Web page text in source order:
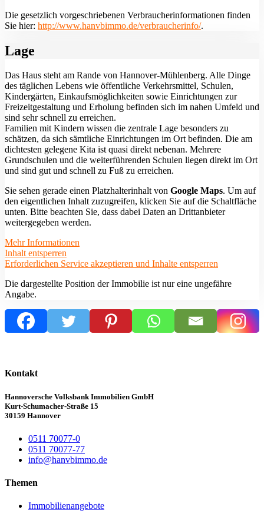
Die gesetzlich vorgeschriebenen Verbraucherinformationen finden
Sie hier: http://www.hanvbimmo.de/verbraucherinfo/.
Lage
Das Haus steht am Rande von Hannover-Mühlenberg. Alle Dinge
des täglichen Lebens wie öffentliche Verkehrsmittel, Schulen,
Kindergärten, Einkaufsmöglichkeiten sowie Einrichtungen zur
Freizeitgestaltung und Erholung befinden sich im nahen Umfeld und
sind sehr schnell zu erreichen.
Familien mit Kindern wissen die zentrale Lage besonders zu
schätzen, da sich sämtliche Einrichtungen im Ort befinden. Die am
dichtesten gelegene Kita ist quasi direkt nebenan. Mehrere
Grundschulen und die weiterführenden Schulen liegen direkt im Ort
und sind gut und schnell zu Fuß zu erreichen.
Sie sehen gerade einen Platzhalterinhalt von Google Maps. Um auf
den eigentlichen Inhalt zuzugreifen, klicken Sie auf die Schaltfläche
unten. Bitte beachten Sie, dass dabei Daten an Drittanbieter
weitergegeben werden.
Mehr Informationen
Inhalt entsperren
Erforderlichen Service akzeptieren und Inhalte entsperren
Die dargestellte Position der Immobilie ist nur eine ungefähre
Angabe.
Kontakt
Hannoversche Volksbank Immobilien GmbH
Kurt-Schumacher-Straße 15
30159 Hannover
0511 70077-0
0511 70077-77
info@hanvbimmo.de
Themen
Immobilienangebote